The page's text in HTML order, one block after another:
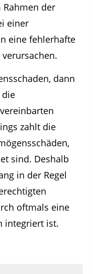
der
einer
eine fehlerhafte
dann
zahlt die
sind. Deshalb
in der Regel
oftmals eine
integriert ist.